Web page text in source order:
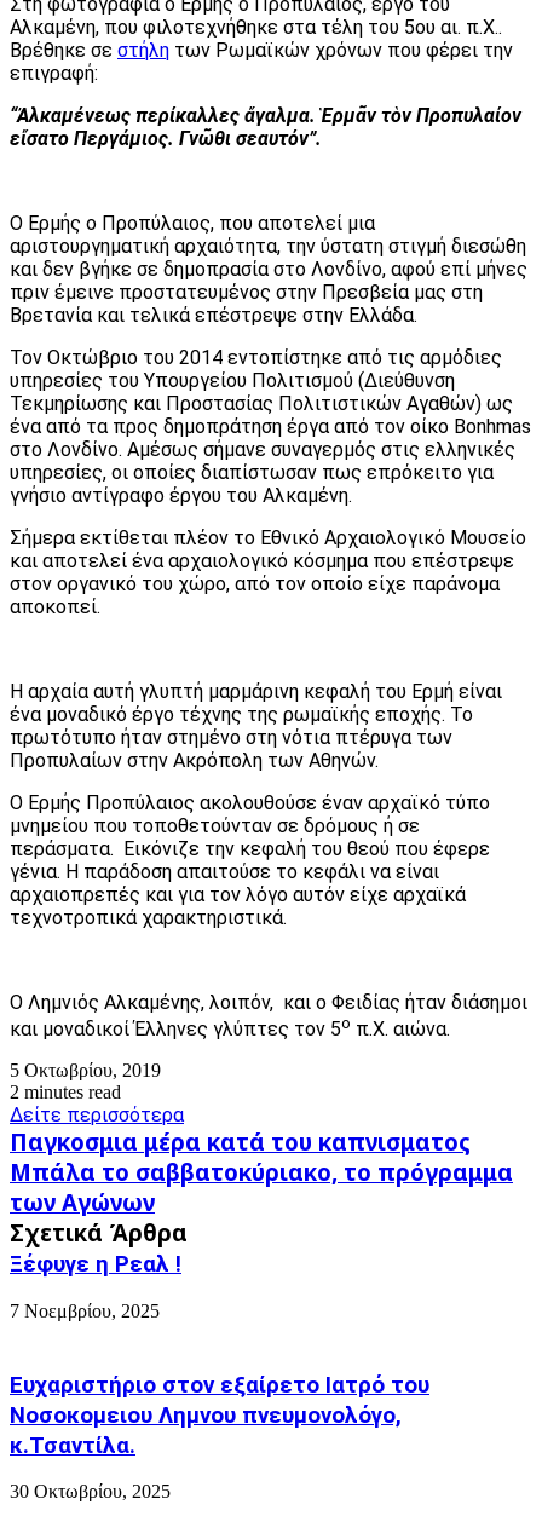
Αλκαμένη, που φιλοτεχνήθηκε στα τέλη του 5ου αι. π.Χ..
Βρέθηκε σε στήλη των Ρωμαϊκών χρόνων που φέρει την
επιγραφή:
“Ἀλκαμένεως περίκαλλες ἄγαλμα. Ἑρμᾶν τὸν Προπυλαίον
εἴσατο Περγάμιος. Γνῶθι σεαυτόν”.
Ο Ερμής ο Προπύλαιος, που αποτελεί μια
αριστουργηματική αρχαιότητα, την ύστατη στιγμή διεσώθη
και δεν βγήκε σε δημοπρασία στο Λονδίνο, αφού επί μήνες
πριν έμεινε προστατευμένος στην Πρεσβεία μας στη
Βρετανία και τελικά επέστρεψε στην Ελλάδα.
Τον Οκτώβριο του 2014 εντοπίστηκε από τις αρμόδιες
υπηρεσίες του Υπουργείου Πολιτισμού (Διεύθυνση
Τεκμηρίωσης και Προστασίας Πολιτιστικών Αγαθών) ως
ένα από τα προς δημοπράτηση έργα από τον οίκο Bonhmas
στο Λονδίνο. Αμέσως σήμανε συναγερμός στις ελληνικές
υπηρεσίες, οι οποίες διαπίστωσαν πως επρόκειτο για
γνήσιο αντίγραφο έργου του Αλκαμένη.
Σήμερα εκτίθεται πλέον το Εθνικό Αρχαιολογικό Μουσείο
και αποτελεί ένα αρχαιολογικό κόσμημα που επέστρεψε
στον οργανικό του χώρο, από τον οποίο είχε παράνομα
αποκοπεί.
Η αρχαία αυτή γλυπτή μαρμάρινη κεφαλή του Ερμή είναι
ένα μοναδικό έργο τέχνης της ρωμαϊκής εποχής. Το
πρωτότυπο ήταν στημένο στη νότια πτέρυγα των
Προπυλαίων στην Ακρόπολη των Αθηνών.
Ο Ερμής Προπύλαιος ακολουθούσε έναν αρχαϊκό τύπο
μνημείου που τοποθετούνταν σε δρόμους ή σε
περάσματα. Εικόνιζε την κεφαλή του θεού που έφερε
γένια. Η παράδοση απαιτούσε το κεφάλι να είναι
αρχαιοπρεπές και για τον λόγο αυτόν είχε αρχαϊκά
τεχνοτροπικά χαρακτηριστικά.
Ο Λημνιός Αλκαμένης, λοιπόν, και ο Φειδίας ήταν διάσημοι
και μοναδικοί Έλληνες γλύπτες τον 5ο π.Χ. αιώνα.
5 Οκτωβρίου, 2019
2 minutes read
Δείτε περισσότερα
Παγκοσμια
μέρα
κατά
του
καπνισματος
Παγκοσμια μέρα κατά του καπνισματος
Μπάλα
το
σαββατοκύριακο,
το
πρόγραμμα
των
Αγώνων
Μπάλα το σαββατοκύριακο, το πρόγραμμα
των Αγώνων
Σχετικά Άρθρα
Ξέφυγε η Ρεαλ !
7 Νοεμβρίου, 2025
Ευχαριστήριο στον εξαίρετο Ιατρό του
Νοσοκομειου Λημνου πνευμονολόγο,
κ.Τσαντίλα.
30 Οκτωβρίου, 2025